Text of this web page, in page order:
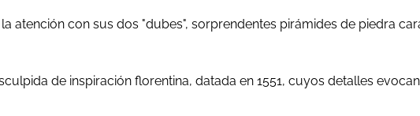
atención con sus dos "dubes", sorprendentes pirámides de piedra
de inspiración florentina, datada en 1551, cuyos detalles